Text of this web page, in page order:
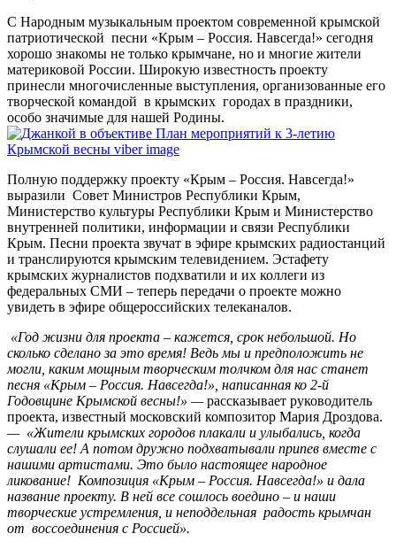
С Народным музыкальным проектом современной крымской
патриотической песни «Крым – Россия. Навсегда!» сегодня
хорошо знакомы не только крымчане, но и многие жители
материковой России. Широкую известность проекту
принесли многочисленные выступления, организованные его
творческой командой в крымских городах в праздники,
особо значимые для нашей Родины.
Полную поддержку проекту «Крым – Россия. Навсегда!»
выразили Совет Министров Республики Крым,
Министерство культуры Республики Крым и Министерство
внутренней политики, информации и связи Республики
Крым. Песни проекта звучат в эфире крымских радиостанций
и транслируются крымским телевидением. Эстафету
крымских журналистов подхватили и их коллеги из
федеральных СМИ – теперь передачи о проекте можно
увидеть в эфире общероссийских телеканалов.
«Год жизни для проекта – кажется, срок небольшой. Но
сколько сделано за это время! Ведь мы и предположить не
могли, каким мощным творческим толчком для нас станет
песня «Крым – Россия. Навсегда!», написанная ко 2-й
Годовщине Крымской весны!» —рассказывает руководитель
проекта, известный московский композитор Мария Дроздова.
— «Жители крымских городов плакали и улыбались, когда
слушали ее! А потом дружно подхватывали припев вместе с
нашими артистами. Это было настоящее народное
ликование! Композиция «Крым – Россия. Навсегда!» и дала
название проекту. В ней все сошлось воедино – и наши
творческие устремления, и неподдельная радость крымчан
от воссоединения с Россией».